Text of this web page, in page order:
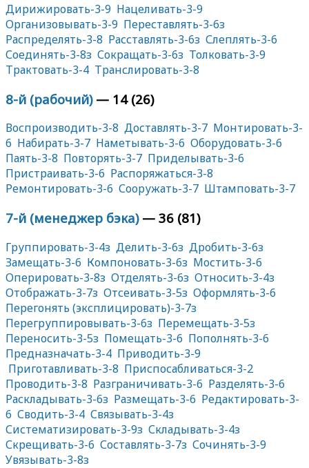
Дирижировать-3-9 Нацеливать-3-9
Организовывать-3-9 Переставлять-3-6з
Распределять-3-8 Расставлять-3-6з Слеплять-3-6
Соединять-3-8з Сокращать-3-6з Толковать-3-9
Трактовать-3-4 Транслировать-3-8
8-й (рабочий)— 14 (26)
Воспроизводить-3-8 Доставлять-3-7 Монтировать-3-
6 Набирать-3-7 Наметывать-3-6 Оборудовать-3-6
Паять-3-8 Повторять-3-7 Приделывать-3-6
Пристраивать-3-6 Распоряжаться-3-8
Ремонтировать-3-6 Сооружать-3-7 Штамповать-3-7
7-й (менеджер бэка)— 36 (81)
Группировать-3-4з Делить-3-6з Дробить-3-6з
Замещать-3-6 Компоновать-3-6з Мостить-3-6
Оперировать-3-8з Отделять-3-6з Относить-3-4з
Отображать-3-7з Отсеивать-3-5з Оформлять-3-6
Перегонять (эксплицировать)-3-7з
Перегруппировывать-3-6з Перемещать-3-5з
Переносить-3-5з Помещать-3-6 Пополнять-3-6
Предназначать-3-4 Приводить-3-9
Приготавливать-3-8 Приспосабливаться-3-2
Проводить-3-8 Разграничивать-3-6 Разделять-3-6
Раскладывать-3-6з Размещать-3-6 Редактировать-3-
6 Сводить-3-4 Связывать-3-4з
Систематизировать-3-9з Складывать-3-4з
Скрещивать-3-6 Составлять-3-7з Сочинять-3-9
Увязывать-3-8з